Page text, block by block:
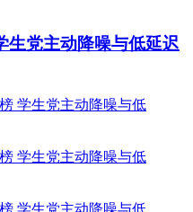
生党主动降噪与低延迟